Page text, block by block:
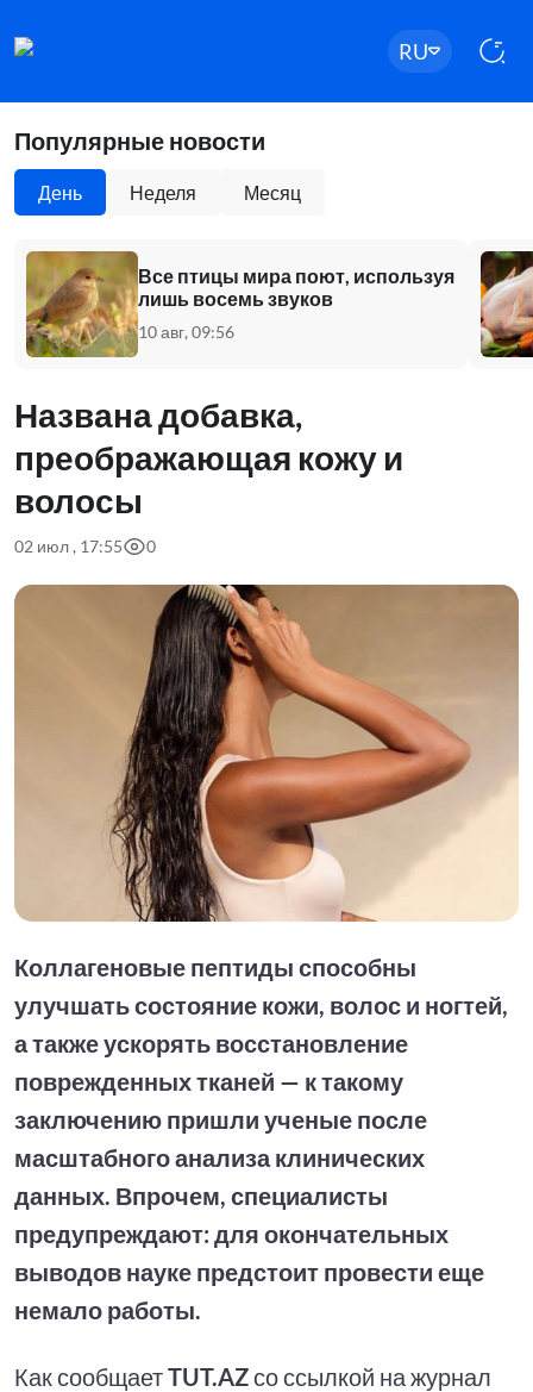
RU
Популярные новости
День Неделя Месяц
Все птицы мира поют, используя
лишь восемь звуков
10 авг, 09:56
Названа добавка,
преображающая кожу и
волосы
02 июл , 17:55 0
Коллагеновые пептиды способны
улучшать состояние кожи, волос и ногтей,
а также ускорять восстановление
поврежденных тканей — к такому
заключению пришли ученые после
масштабного анализа клинических
данных. Впрочем, специалисты
предупреждают: для окончательных
выводов науке предстоит провести еще
немало работы.
Как сообщаетTUT.AZсо ссылкой на журнал